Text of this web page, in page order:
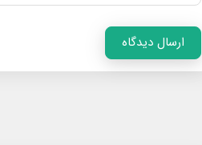
ارسال دیدگاه